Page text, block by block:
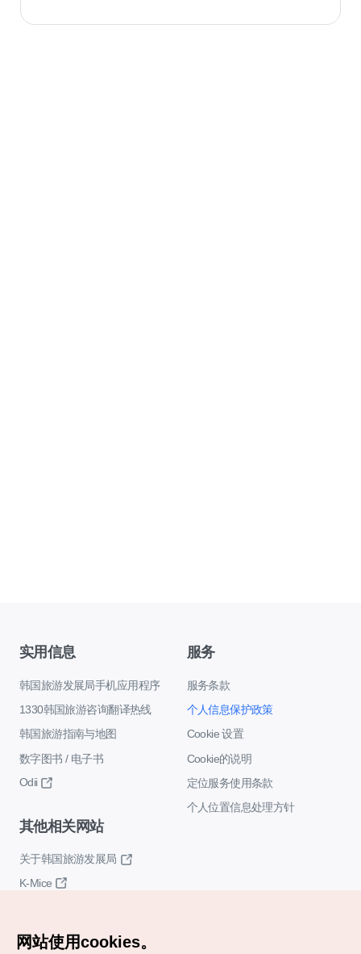
实用信息
韩国旅游发展局手机应用程序
1330韩国旅游咨询翻译热线
韩国旅游指南与地图
数字图书 / 电子书
Odii
服务
服务条款
个人信息保护政策
Cookie 设置
Cookie的说明
定位服务使用条款
个人位置信息处理方针
其他相关网站
关于韩国旅游发展局
K-Mice
网站使用cookies。